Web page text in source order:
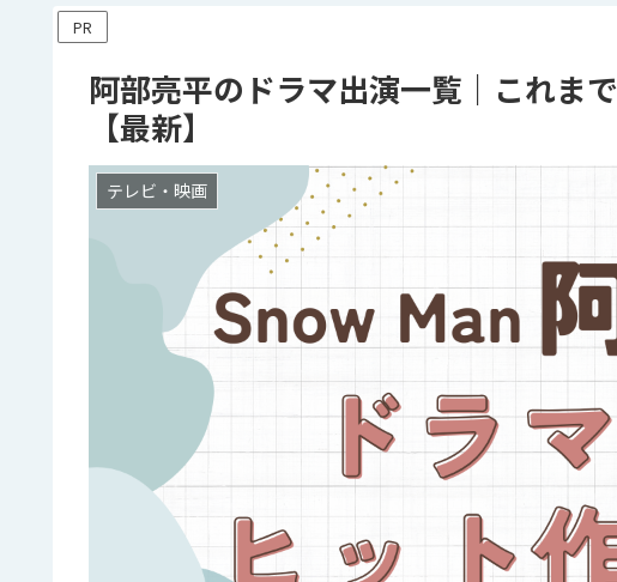
PR
阿部亮平のドラマ出演一覧｜これま
【最新】
テレビ・映画